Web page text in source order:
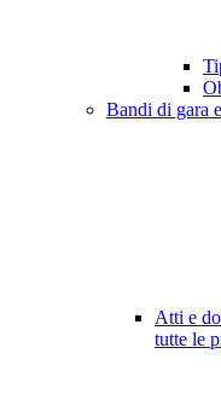
Bandi di gara
Atti e
tutte le